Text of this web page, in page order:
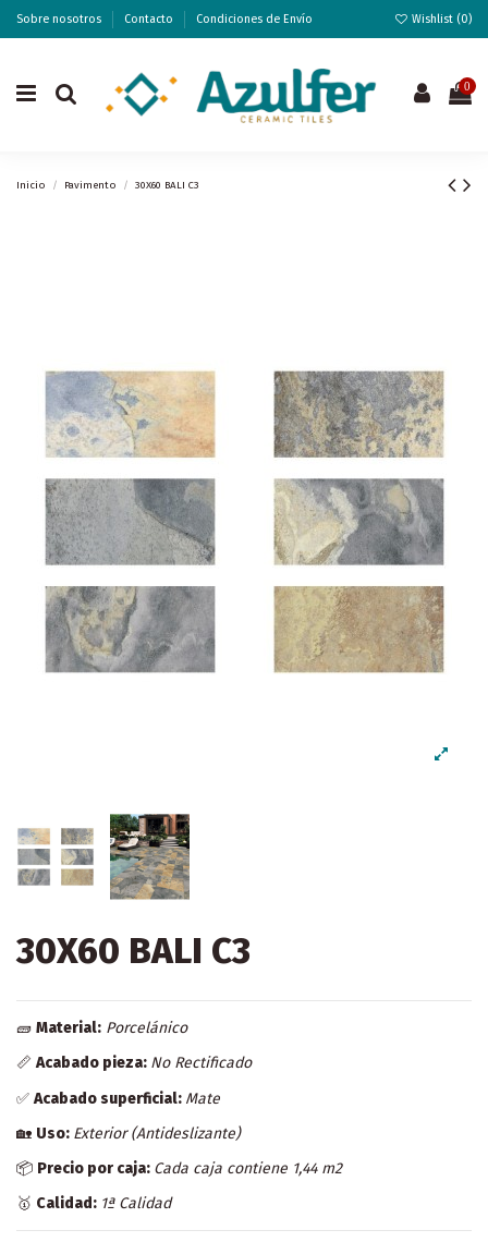
Sobre nosotros Contacto Condiciones de Envío Wishlist (0)
0
Inicio Pavimento 30X60 BALI C3
30X60 BALI C3
🧱 Material: Porcelánico
📏Acabado pieza: No Rectificado
✅Acabado superficial: Mate
🏡 Uso: Exterior (Antideslizante)
📦 Precio por caja: Cada caja contiene 1,44 m2
🥇 Calidad: 1ª Calidad